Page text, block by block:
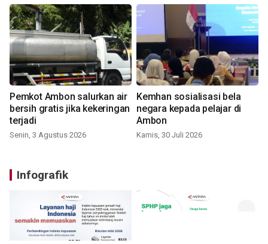
Pemkot Ambon salurkan air
bersih gratis jika kekeringan
terjadi
Senin, 3 Agustus 2026
Kemhan sosialisasi bela
negara kepada pelajar di
Ambon
Kamis, 30 Juli 2026
Infografik